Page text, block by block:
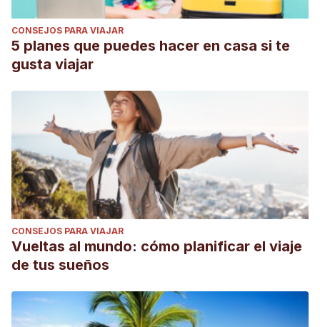
CONSEJOS PARA VIAJAR
5 planes que puedes hacer en casa si te
gusta viajar
CONSEJOS PARA VIAJAR
Vueltas al mundo: cómo planificar el viaje
de tus sueños